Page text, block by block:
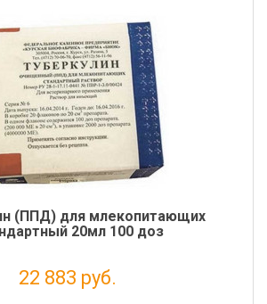
(ППД) для млекопитающих
20мл 100 доз
22 883 руб.